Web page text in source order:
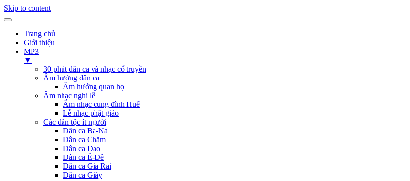
Skip to content
Trang chủ
Giới thiệu
MP3
▼
30 phút dân ca và nhạc cổ truyền
Âm hưởng dân ca
Âm hưởng quan họ
Âm nhạc nghi lễ
Âm nhạc cung đình Huế
Lễ nhạc phật giáo
Các dân tộc ít người
Dân ca Ba-Na
Dân ca Chăm
Dân ca Dao
Dân ca Ê-Đê
Dân ca Gia Rai
Dân ca Giáy